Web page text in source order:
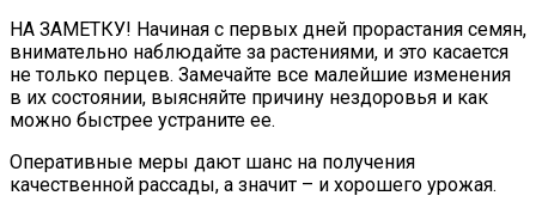
НА ЗАМЕТКУ! Начиная с первых дней прорастания семян,
внимательно наблюдайте за растениями, и это касается
не только перцев. Замечайте все малейшие изменения
в их состоянии, выясняйте причину нездоровья и как
можно быстрее устраните ее.
Оперативные меры дают шанс на получения
качественной рассады, а значит – и хорошего урожая.